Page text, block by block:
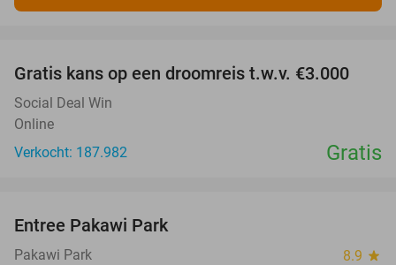
Gratis kans op een droomreis t.w.v. €3.000
Social Deal Win
Online
Verkocht: 187.982
Gratis
Entree Pakawi Park
Pakawi Park 8.9 star